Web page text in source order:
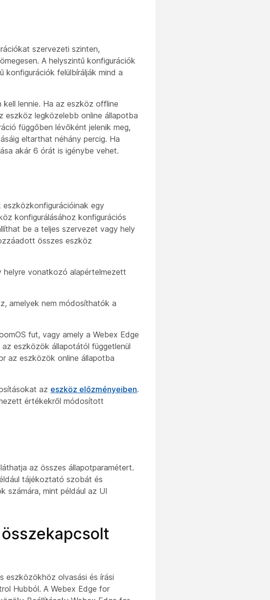
szervezeti szinten,
A helyszintű konfigurációk
konfigurációk felülbírálják mind a
lennie. Ha az eszköz offline
eszköz legközelebb online állapotba
függőben lévőként jelenik meg,
eltarthat néhány percig. Ha
akár 6 órát is igénybe vehet.
egy
konfigurálásához konfigurációs
be a teljes szervezet vagy hely
összes eszköz
vonatkozó alapértelmezett
amelyek nem módosíthatók a
fut, vagy amely a Webex Edge
eszközök állapotától függetlenül
az eszközök online állapotba
az eszköz előzményeiben.
értékekről módosított
az összes állapotparamétert.
tájékoztató szobát és
számára, mint például az UI
eszközökhöz olvasási és írási
Hubból. A Webex Edge for